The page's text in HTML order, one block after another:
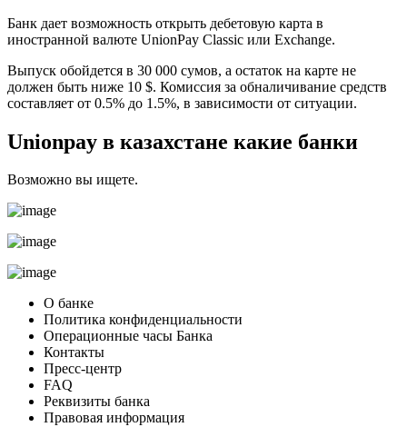
Банк дает возможность открыть дебетовую карта в
иностранной валюте UnionPay Classic или Exchange.
Выпуск обойдется в 30 000 сумов, а остаток на карте не
должен быть ниже 10 $. Комиссия за обналичивание средств
составляет от 0.5% до 1.5%, в зависимости от ситуации.
Unionpay в казахстане какие банки
Возможно вы ищете.
О банке
Политика конфиденциальности
Операционные часы Банка
Контакты
Пресс-центр
FAQ
Реквизиты банка
Правовая информация